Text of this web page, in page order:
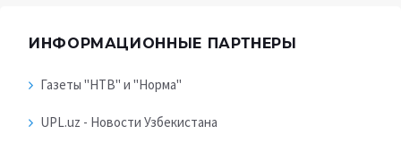
ИНФОРМАЦИОННЫЕ ПАРТНЕРЫ
Газеты "НТВ" и "Норма"
UPL.uz - Новости Узбекистана